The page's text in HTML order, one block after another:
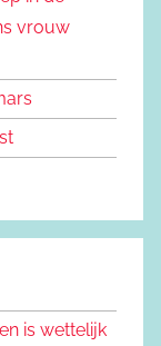
vrouw
is wettelijk